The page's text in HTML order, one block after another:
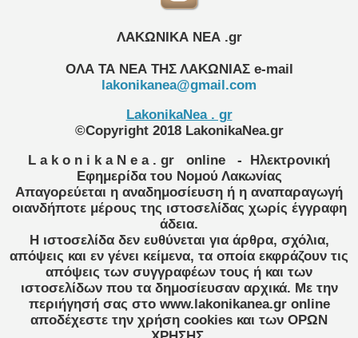
ΛΑΚΩΝΙΚΑ ΝΕΑ .gr
ΟΛΑ ΤΑ ΝΕΑ ΤΗΣ ΛΑΚΩΝΙΑΣ e-mail
lakonikanea@gmail.com
LakonikaNea . gr
©Copyright 2018 LakonikaNea.gr
L a k o n i k a N e a . gr
online
- Ηλεκτρονική
Εφημερίδα του Νομού Λακωνίας
Απαγορεύεται η αναδημοσίευση ή η αναπαραγωγή
οιανδήποτε μέρους της ιστοσελίδας χωρίς έγγραφη
άδεια.
Η ιστοσελίδα δεν ευθύνεται για άρθρα, σχόλια,
απόψεις και εν γένει κείμενα, τα οποία εκφράζουν τις
απόψεις των συγγραφέων τους ή και των
ιστοσελίδων που τα δημοσίευσαν αρχικά. Με την
περιήγησή σας στο www.lakonikanea.gr online
αποδέχεστε την χρήση cookies και των ΟΡΩΝ